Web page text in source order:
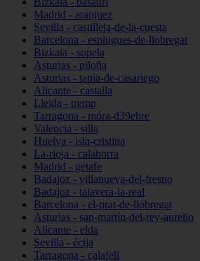
Madrid - aranjuez
Sevilla - castilleja-de-la-cuesta
Barcelona - esplugues-de-llobregat
Bizkaia - sopela
Asturias - piloña
Asturias - tapia-de-casariego
Alicante - castalla
Lleida - tremp
Tarragona - móra-d39ebre
Valencia - silla
Huelva - isla-cristina
La-rioja - calahorra
Madrid - getafe
Badajoz - villanueva-del-fresno
Badajoz - talavera-la-real
Barcelona - el-prat-de-llobregat
Asturias - san-martín-del-rey-aurelio
Alicante - elda
Sevilla - écija
Tarragona - calafell